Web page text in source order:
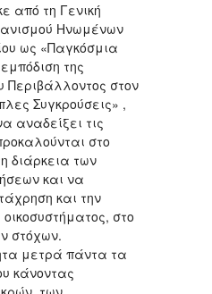
από τη Γενική
Ηνωμένων
ως «Παγκόσμια
της
Περιβάλλοντος στον
Συγκρούσεις» ,
αναδείξει τις
στο
διάρκεια των
και να
και την
στο
στόχων.
μετρά πάντα τα
κάνοντας